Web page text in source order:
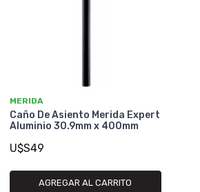
MERIDA
Caño De Asiento Merida Expert
Aluminio 30.9mm x 400mm
U$S49
AGREGAR AL CARRITO